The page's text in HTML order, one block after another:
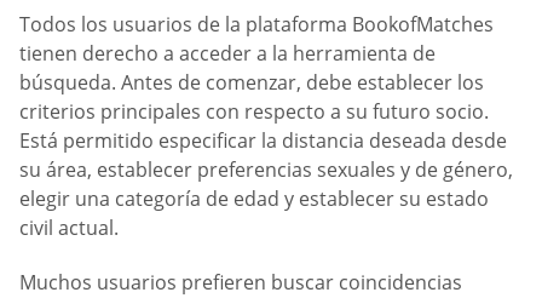
Todos los usuarios de la plataforma BookofMatches
tienen derecho a acceder a la herramienta de
búsqueda. Antes de comenzar, debe establecer los
criterios principales con respecto a su futuro socio.
Está permitido especificar la distancia deseada desde
su área, establecer preferencias sexuales y de género,
elegir una categoría de edad y establecer su estado
civil actual.
Muchos usuarios prefieren buscar coincidencias